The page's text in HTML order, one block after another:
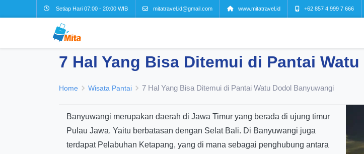
Setiap Hari 07:00 - 20:00 WIB mitatravel.id@gmail.com www.mitatravel.id +62 857 4 999 7 666
7 Hal Yang Bisa Ditemui di Pantai
Home Wisata Pantai 7 Hal Yang Bisa Ditemui di Pantai Watu Dodol Banyuwangi
Banyuwangi merupakan daerah di Jawa Timur yang berada di ujung timur
Pulau Jawa. Yaitu berbatasan dengan Selat Bali. Di Banyuwangi juga
terdapat Pelabuhan Ketapang, yang di mana sebagai penghubung antara